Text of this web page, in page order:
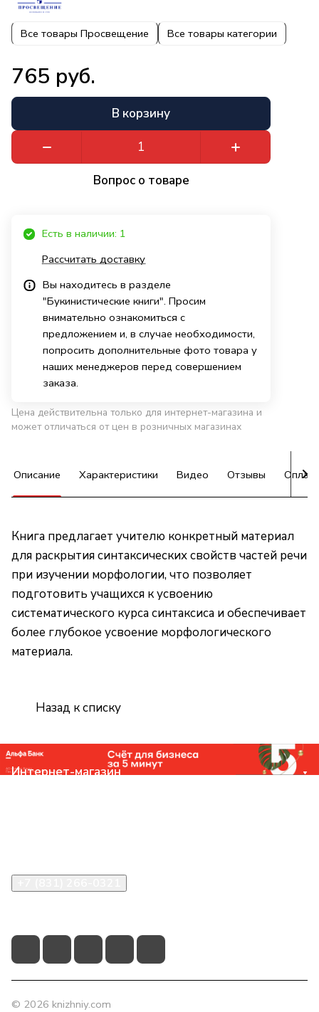
Все товары Просвещение Все товары категории
765 руб.
В корзину
Вопрос о товаре
Есть в наличии: 1
Рассчитать доставку
Вы находитесь в разделе
"Букинистические книги". Просим
внимательно ознакомиться с
предложением и, в случае необходимости,
попросить дополнительные фото товара у
наших менеджеров перед совершением
заказа.
Цена действительна только для интернет-магазина и
может отличаться от цен в розничных магазинах
Описание Характеристики Видео Отзывы Оплата
Книга предлагает учителю конкретный материал
для раскрытия синтаксических свойств частей речи
при изучении морфологии, что позволяет
подготовить учащихся к усвоению
систематического курса синтаксиса и обеспечивает
более глубокое усвоение морфологического
материала.
Назад к списку
Интернет-магазин
© 2026 knizhniy.com